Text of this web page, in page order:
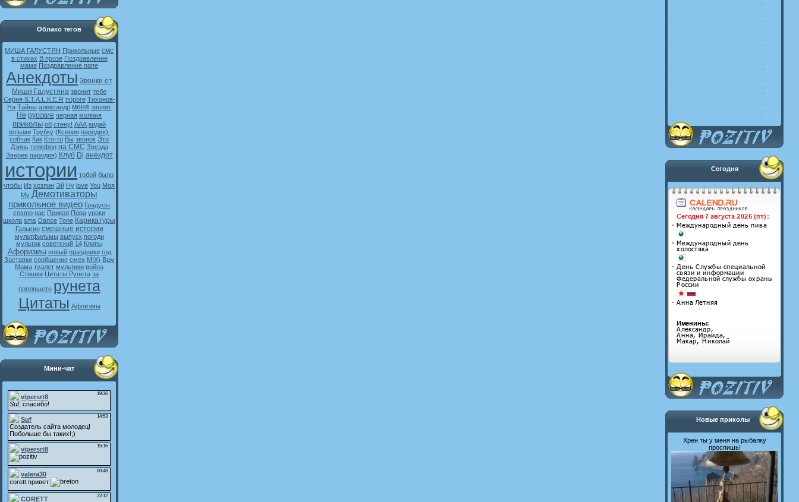
Облако тегов
МИША ГАЛУСТЯН Прикольные смс
в стихах В прозе Поздравление
маме Поздравление папе
Анекдоты Звонки от
Миши Галустяна звонит тебе
Серия S.T.A.L.K.E.R пороге Тихонов-
На Тайны александр меня звонят
Не русские черная молния
приколы об стену! ААА кидай
возьми Трубку (Ксения пародия).
собчак Как Кто-то Вы звонок Это
Дзинь телефон на СМС Звезда
Зверев пародия) Клуб Dj анекдот
истории тобой было
чтобы Из хозяин Эй Ну love You Моя
My Демотиваторы
прикольное видео Градусы
cosmo нас Прикол Пора уроки
школа sms Dance Tone Карикатуры
Галыгин смешные истории
мультфильмы выпуск погоди
мультик советский 14 Клипы
Афоризмы новый праздники год
Заставки сообщение смех MIX) Вам
Мама туалет мультики война
Стишки Цитаты Рунета за
попляшете рунета
Цитаты Афоизмы
Мини-чат
Сегодня
Новые приколы
Хрен ты у меня на рыбалку
проспишь!